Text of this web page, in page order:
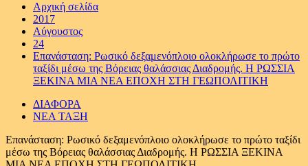
Αρχική σελίδα
2017
Αύγουστος
24
Επανάσταση: Ρωσικό δεξαμενόπλοιο ολοκλήρωσε το πρώτο
ταξίδι μέσω της Βόρειας θαλάσσιας Διαδρομής. Η ΡΩΣΣΙΑ
ΞΕΚΙΝΑ ΜΙΑ ΝΕΑ ΕΠΟΧΗ ΣΤΗ ΓΕΩΠΟΛΙΤΙΚΗ
ΔΙΑΦΟΡΑ
ΝΕΑ ΤΑΞΗ
Επανάσταση: Ρωσικό δεξαμενόπλοιο ολοκλήρωσε το πρώτο ταξίδι
μέσω της Βόρειας θαλάσσιας Διαδρομής. Η ΡΩΣΣΙΑ ΞΕΚΙΝΑ